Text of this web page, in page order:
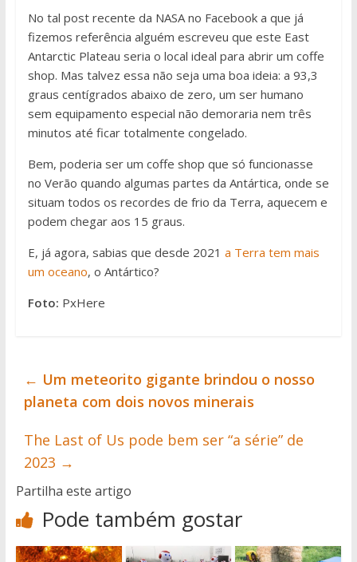
No tal post recente da NASA no Facebook a que já
fizemos referência alguém escreveu que este East
Antarctic Plateau seria o local ideal para abrir um coffe
shop. Mas talvez essa não seja uma boa ideia: a 93,3
graus centígrados abaixo de zero, um ser humano
sem equipamento especial não demoraria nem três
minutos até ficar totalmente congelado.
Bem, poderia ser um coffe shop que só funcionasse
no Verão quando algumas partes da Antártica, onde se
situam todos os recordes de frio da Terra, aquecem e
podem chegar aos 15 graus.
E, já agora, sabias que desde 2021 a Terra tem mais
um oceano, o Antártico?
Foto: PxHere
← Um meteorito gigante brindou o nosso
planeta com dois novos minerais
The Last of Us pode bem ser “a série” de
2023 →
Partilha este artigo
Pode também gostar